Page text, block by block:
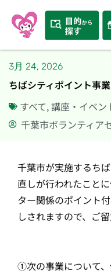
3月 24, 2026
ちばシティポイント事
すべて,講座・イベン
千葉市ボランティア
千葉市が実施するち
直しが行われたこと
ター関係のポイント
しされますので、ご留
①次の事業について、